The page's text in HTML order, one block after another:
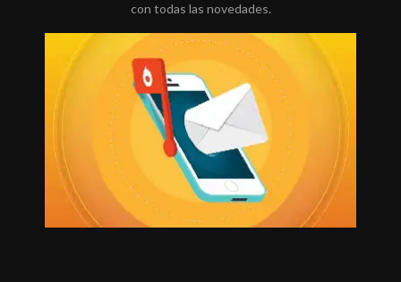
con todas las novedades.